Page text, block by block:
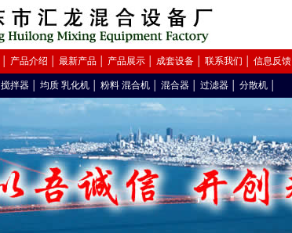
产品介绍 最新产品 产品展示 成套设备 联系我们 信息反馈
搅拌器 均质 乳化机 粉料 混合机 混合器 过滤器 分散机